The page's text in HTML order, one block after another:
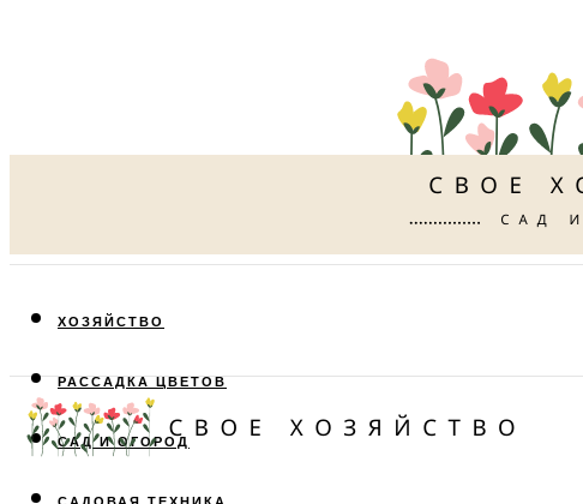
ХОЗЯЙСТВО
РАССАДКА ЦВЕТОВ
САД И ОГОРОД